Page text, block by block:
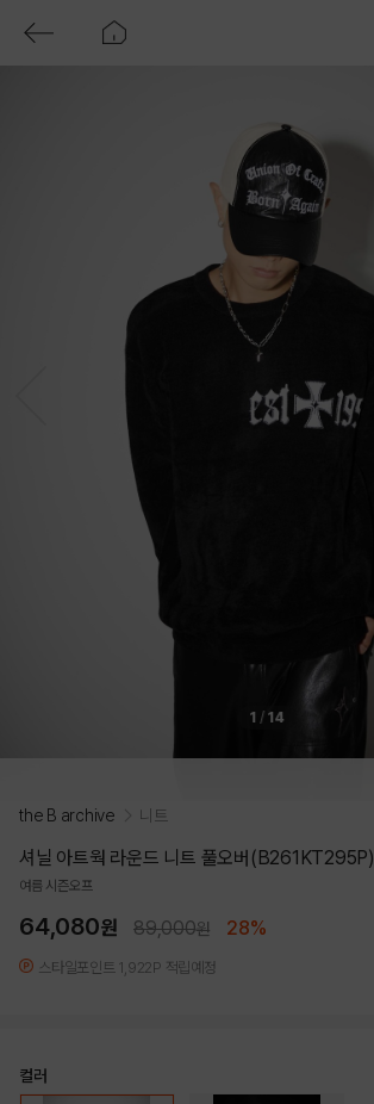
1 / 14
the B archive 니트
셔닐 아트웍 라운드 니트 풀오버(B261KT295P)
여름 시즌오프
64,080원 89,000원 28%
스타일포인트 1,922P 적립예정
컬러